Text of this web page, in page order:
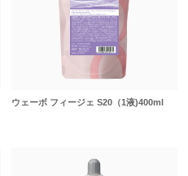
ウェーボ フィージェ S20（1液)400ml